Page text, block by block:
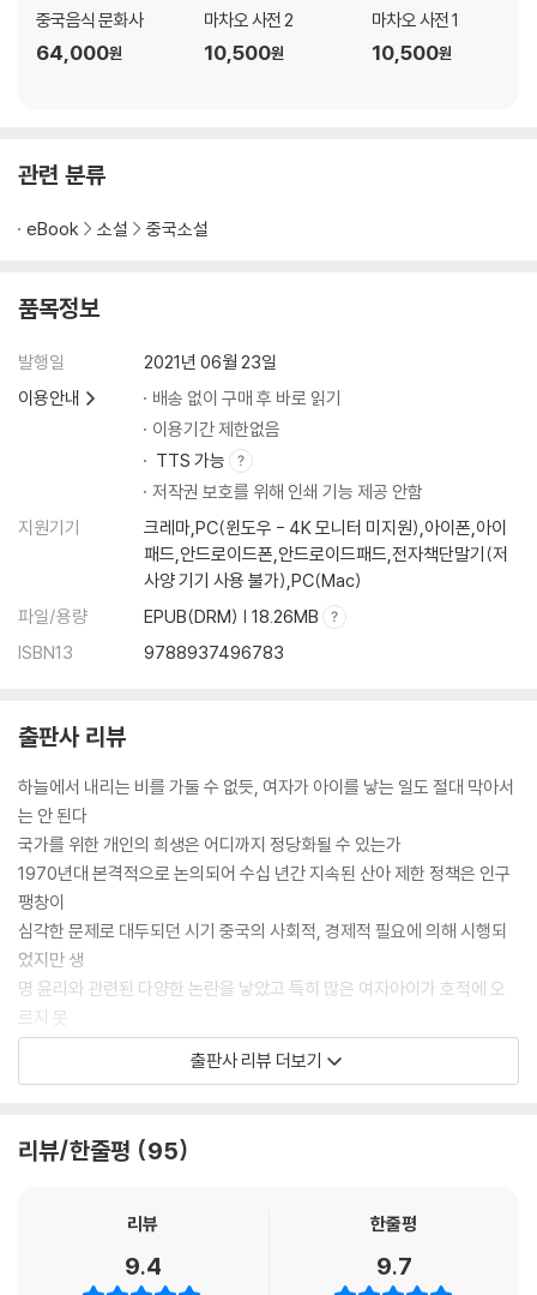
중국음식 문화사
64,000원
마차오 사전 2
10,500원
마차오 사전 1
10,500원
관련 분류
eBook 소설 중국소설
품목정보
발행일
2021년 06월 23일
이용안내
배송 없이 구매 후 바로 읽기
이용기간 제한없음
TTS 가능
저작권 보호를 위해 인쇄 기능 제공 안함
지원기기
크레마,PC(윈도우 - 4K 모니터 미지원),아이폰,아이
패드,안드로이드폰,안드로이드패드,전자책단말기(저
사양 기기 사용 불가),PC(Mac)
파일/용량
EPUB(DRM) | 18.26MB
ISBN13
9788937496783
출판사 리뷰
하늘에서 내리는 비를 가둘 수 없듯, 여자가 아이를 낳는 일도 절대 막아서
는 안 된다
국가를 위한 개인의 희생은 어디까지 정당화될 수 있는가
1970년대 본격적으로 논의되어 수십 년간 지속된 산아 제한 정책은 인구
팽창이
심각한 문제로 대두되던 시기 중국의 사회적, 경제적 필요에 의해 시행되
었지만 생
명 윤리와 관련된 다양한 논란을 낳았고 특히 많은 여자아이가 호적에 오
르지 못
한 채 ‘어둠의 자식’으로 남는 등 또 다른 사회 문제를 야기했다. 2012년 노
받은 모옌은 『개구리』에서 다산의 상징인 ‘개구리’ 토템을 모티프로 하여,
이라는 명분 아래 생명의 탄생조차 법으로 옭아매는 역사적 흐름 속에서도
살아 숨 쉬는 민중의 생명력을 찬미한다.
출판사 리뷰 더보기
리뷰/한줄평 95
리뷰
9.4
한줄평
9.7